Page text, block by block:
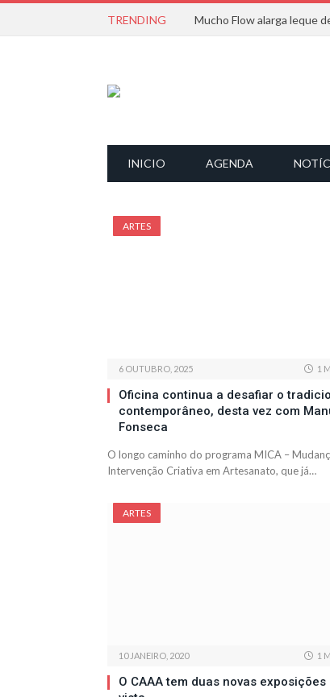
TRENDING
INICIO AGENDA
ARTES
6 OUTUBRO, 2025 1
Oficina continua a desafiar o
contemporâneo, desta vez com
Fonseca
O longo caminho do programa MICA –
Intervenção Criativa em Artesanato, que já…
ARTES
10 JANEIRO, 2020 1
O CAAA tem duas novas exposições